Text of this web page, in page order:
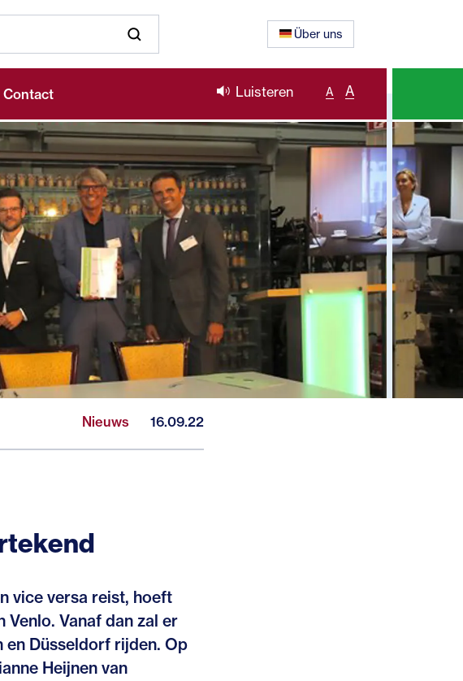
Über uns
Contact Luisteren A A
Nieuws 16.09.22
vice versa reist, hoeft
Vanaf dan zal er
en Düsseldorf rijden. Op
Heijnen van